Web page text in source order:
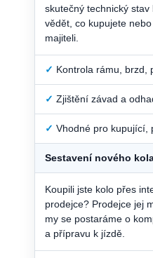
skutečný technický
vědět, co kupujete
majiteli.
✓ Kontrola rámu, brzd,
✓ Zjištění závad a
✓ Vhodné pro kupující,
Sestavení nového
Koupili jste kolo přes
prodejce? Prodejce jej
my se postaráme o
a přípravu k jízdě.